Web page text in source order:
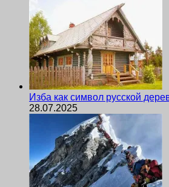
Изба как символ русской
28.07.2025